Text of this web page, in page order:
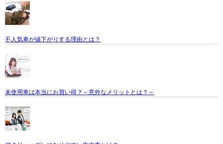
不人気車が値下がりする理由とは？
未使用車は本当にお買い得？～意外なメリットとは？～